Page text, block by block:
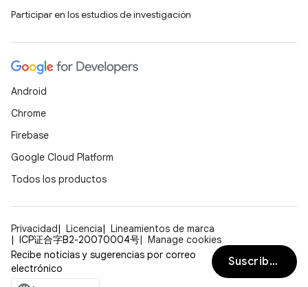
Participar en los estudios de investigación
Android
Chrome
Firebase
Google Cloud Platform
Todos los productos
Privacidad Licencia
Lineamientos de marca
ICP证合字B2-20070004号
Manage cookies
Recibe noticias y sugerencias por correo
electrónico
Suscribirse